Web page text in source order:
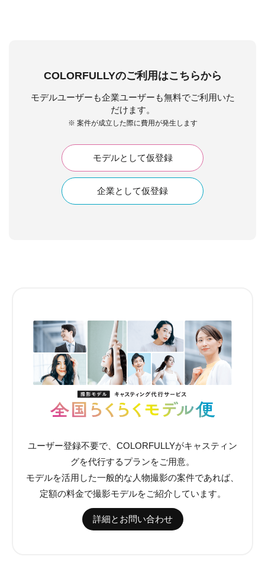
COLORFULLYのご利用はこちらから
モデルユーザーも企業ユーザーも無料でご利用いた
だけます。
※ 案件が成立した際に費用が発生します
モデルとして仮登録
企業として仮登録
ユーザー登録不要で、COLORFULLYがキャスティン
グを代行するプランをご用意。
モデルを活用した一般的な人物撮影の案件であれば、
定額の料金で撮影モデルをご紹介しています。
詳細とお問い合わせ